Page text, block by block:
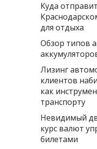
Куда
для отдыха
Обзор типов
Лизинг
клиентов
как
транспорту
Невидимый
курс валют
билетами